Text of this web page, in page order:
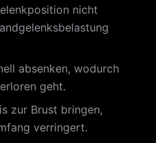
nicht
absenken, wodurch
geht.
zur Brust bringen,
verringert.